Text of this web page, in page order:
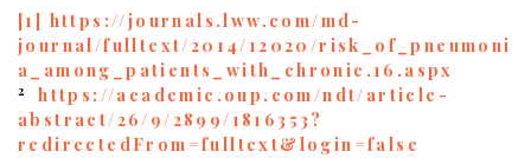
[1] https://journals.lww.com/md-
journal/fulltext/2014/12020/risk_of_pneumoni
a_among_patients_with_chronic.16.aspx
2https://academic.oup.com/ndt/article-
abstract/26/9/2899/1816353?
redirectedFrom=fulltext&login=false